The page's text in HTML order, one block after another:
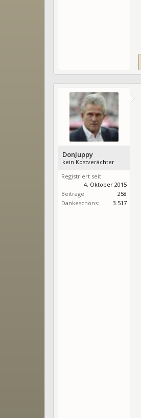
DonJuppy
kein Kostverächter
Registriert seit:
4. Oktober 2015
Beiträge:
258
Dankeschöns:
3.517